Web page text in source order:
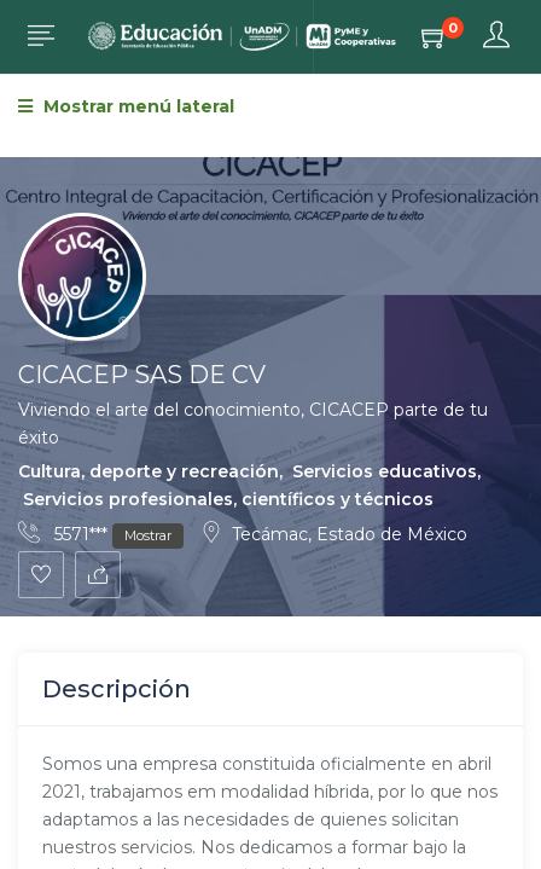
0
Mostrar menú lateral
CICACEP SAS DE CV
Viviendo el arte del conocimiento, CICACEP parte de tu
éxito
Cultura, deporte y recreación, Servicios educativos,
Servicios profesionales, científicos y técnicos
5571***
Mostrar Tecámac, Estado de México
Descripción
Somos una empresa constituida oficialmente en abril
2021, trabajamos em modalidad híbrida, por lo que nos
adaptamos a las necesidades de quienes solicitan
nuestros servicios. Nos dedicamos a formar bajo la